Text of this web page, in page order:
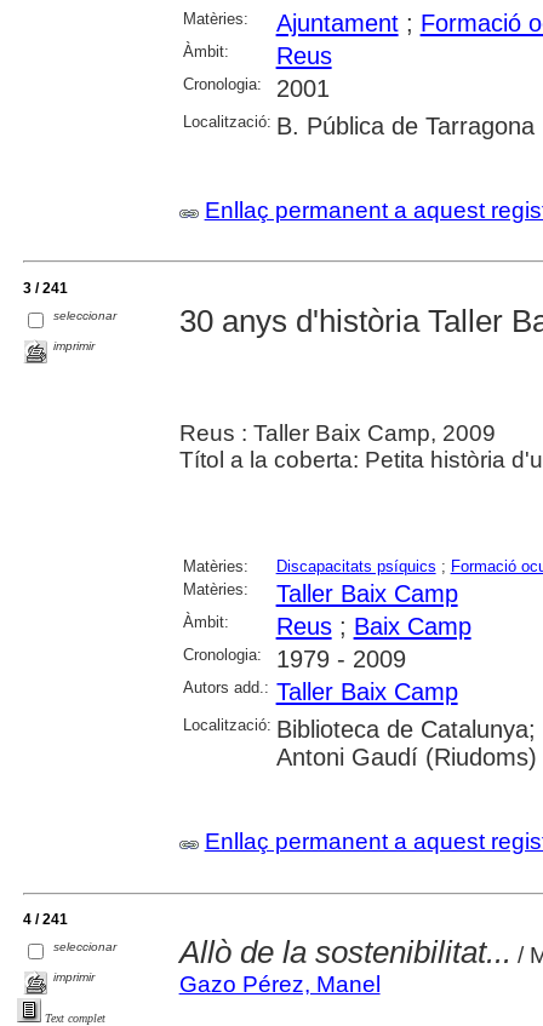
Matèries: Ajuntament; Formació
Àmbit: Reus
Cronologia: 2001
Localització: B. Pública de Tarragona
Enllaç permanent a aquest
3 / 241
seleccionar
imprimir
30 anys d'història Taller
Reus : Taller Baix Camp, 2009
Títol a la coberta: Petita història
Matèries: Discapacitats psíquics ; Formació
Matèries:
Taller Baix Camp
Àmbit: Reus; Baix Camp
Cronologia: 1979 - 2009
Autors add.: Taller Baix Camp
Localització: Biblioteca de
Antoni Gaudí (Riudoms)
Enllaç permanent a aquest
4 / 241
seleccionar
imprimir
Text complet
Allò de la sostenibilitat... /
Gazo Pérez, Manel